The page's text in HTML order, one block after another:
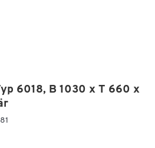
6018, B 1030 x T 660 x